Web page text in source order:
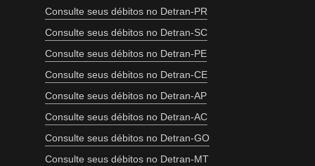
Consulte seus débitos no Detran-PR
Consulte seus débitos no Detran-SC
Consulte seus débitos no Detran-PE
Consulte seus débitos no Detran-CE
Consulte seus débitos no Detran-AP
Consulte seus débitos no Detran-AC
Consulte seus débitos no Detran-GO
Consulte seus débitos no Detran-MT